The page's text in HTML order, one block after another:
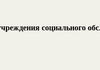
социального